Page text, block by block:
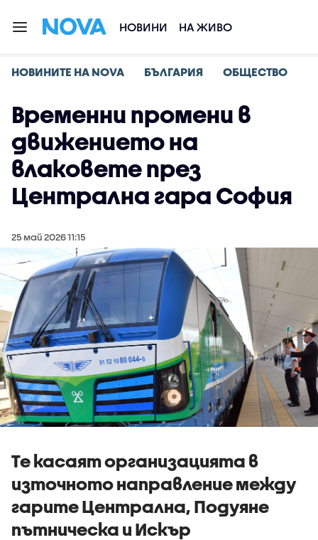
НОВИНИ НА ЖИВО
НОВИНИТЕ НА NOVA БЪЛГАРИЯ ОБЩЕСТВО
Временни промени в
движението на
влаковете през
Централна гара София
25 май 2026 11:15
Те касаят организацията в
източното направление между
гарите Централна, Подуяне
пътническа и Искър